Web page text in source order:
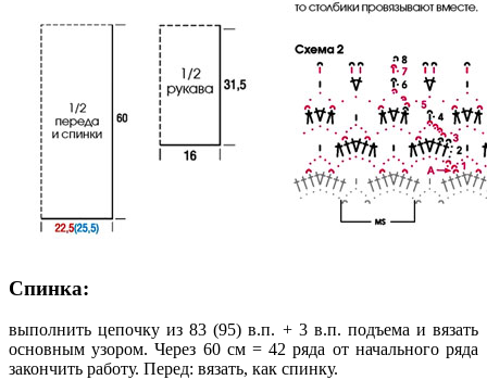
Спинка:
выполнить цепочку из 83 (95) в.п. + 3 в.п. подъема и вязать
основным узором. Через 60 см = 42 ряда от начального ряда
закончить работу. Перед: вязать, как спинку.